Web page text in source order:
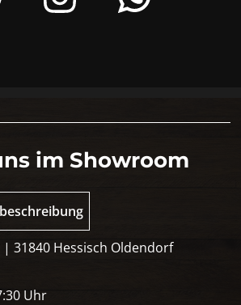
im Showroom
31840 Hessisch Oldendorf
Uhr